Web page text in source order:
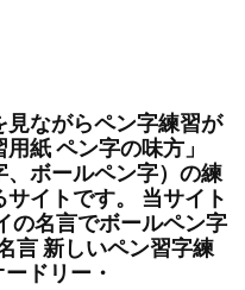
ながらペン字練習が
紙 ペン字の味方」
ボールペン字）の練
イトです。 当サイト
の名言でボールペン字
言 新しいペン習字練
ドリー・